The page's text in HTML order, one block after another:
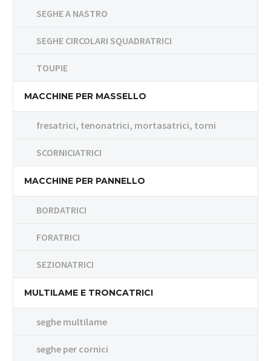
SEGHE A NASTRO
SEGHE CIRCOLARI SQUADRATRICI
TOUPIE
MACCHINE PER MASSELLO
fresatrici, tenonatrici, mortasatrici, torni
SCORNICIATRICI
MACCHINE PER PANNELLO
BORDATRICI
FORATRICI
SEZIONATRICI
MULTILAME E TRONCATRICI
seghe multilame
seghe per cornici